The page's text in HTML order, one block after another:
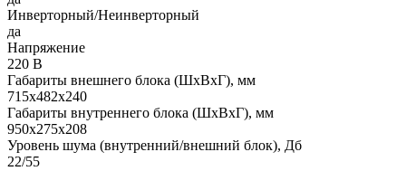
Инверторный/Неинверторный
да
Напряжение
220 В
Габариты внешнего блока (ШхВхГ), мм
715х482х240
Габариты внутреннего блока (ШхВхГ), мм
950х275х208
Уровень шума (внутренний/внешний блок), Дб
22/55